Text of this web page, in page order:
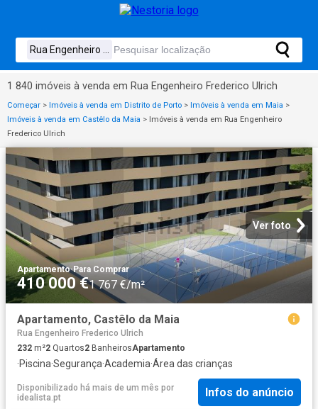
1 840 imóveis à venda em Rua Engenheiro Frederico Ulrich
Começar > Imóveis à venda em Distrito de Porto > Imóveis à venda em Maia >
Imóveis à venda em Castêlo da Maia > Imóveis à venda em Rua Engenheiro
Frederico Ulrich
Ver foto
Apartamento·Para Comprar
410 000 €1 767 €/m²
Apartamento, Castêlo da Maia
Rua Engenheiro Frederico Ulrich
232 m²2 Quartos2 BanheirosApartamento
·Piscina·Segurança·Academia·Área das crianças
Disponibilizado há mais de um mês por
idealista.pt
Infos do anúncio